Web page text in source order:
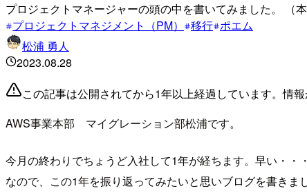
プロジェクトマネージャーの頭の中を書いてみました。 （
プロジェクトマネジメント（PM）
移行 ポエム
松浦 勇人
2023.08.28
この記事は公開されてから1年以上経過しています。情
AWS事業本部 マイグレーション部松浦です。
今月の終わりでちょうど入社して1年が経ちます。早い・・・
なので、この1年を振り返ってみたいと思いブログを書きまし